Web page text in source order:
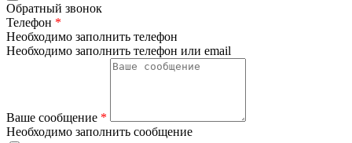
Обратный звонок
Телефон *
Необходимо заполнить телефон
Необходимо заполнить телефон или email
Ваше сообщение *
Необходимо заполнить сообщение